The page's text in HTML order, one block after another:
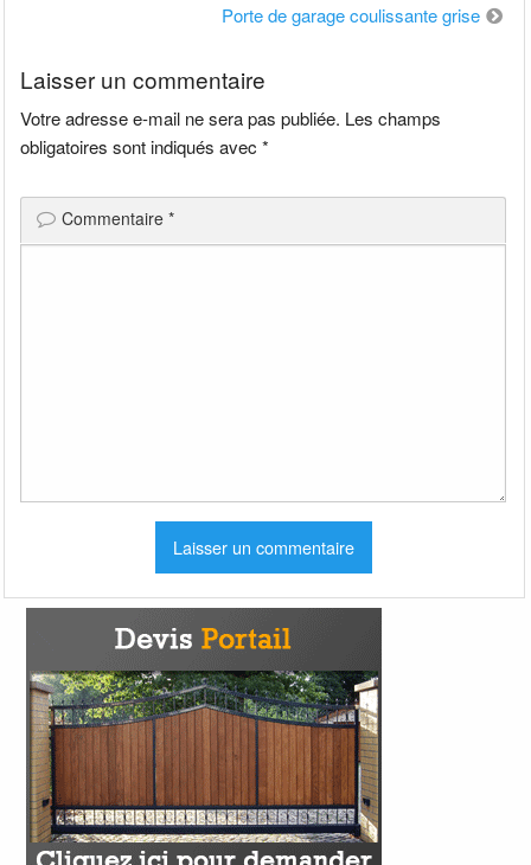
Porte de garage coulissante grise
Laisser un commentaire
Votre adresse e-mail ne sera pas publiée. Les champs
obligatoires sont indiqués avec*
Commentaire*